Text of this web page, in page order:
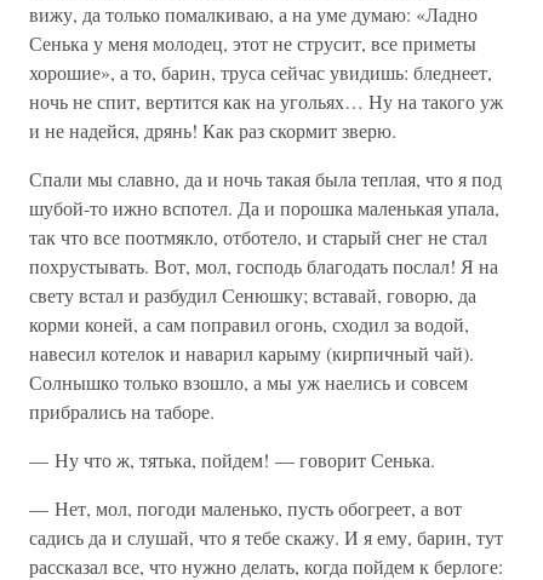
вижу, да только помалкиваю, а на уме думаю: «Ладно
Сенька у меня молодец, этот не струсит, все приметы
хорошие», а то, барин, труса сейчас увидишь: бледнеет,
ночь не спит, вертится как на угольях… Ну на такого уж
и не надейся, дрянь! Как раз скормит зверю.
Спали мы славно, да и ночь такая была теплая, что я под
шубой-то ижно вспотел. Да и порошка маленькая упала,
так что все поотмякло, отботело, и старый снег не стал
похрустывать. Вот, мол, господь благодать послал! Я на
свету встал и разбудил Сенюшку; вставай, говорю, да
корми коней, а сам поправил огонь, сходил за водой,
навесил котелок и наварил карыму (кирпичный чай).
Солнышко только взошло, а мы уж наелись и совсем
прибрались на таборе.
— Ну что ж, тятька, пойдем! — говорит Сенька.
— Нет, мол, погоди маленько, пусть обогреет, а вот
садись да и слушай, что я тебе скажу. И я ему, барин, тут
рассказал все, что нужно делать, когда пойдем к берлоге: